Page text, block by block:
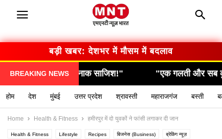
बड़ी खबर: देशभर में मौसम में बदलाव
BREAKING NEWS"एक गलती और सब कुछ खत्म… देखिए कैसे हुआ
होम देश मुंबई उत्तर प्रदेश श्रावस्ती महाराजगंज बस्ती
Home Health & Fitness हमीरपुर में दो युवकों ने फांसी लगाकर दी जान
Health & Fitness Lifestyle Recipes बिजनेस (Business) ब्रेकिंग न्यूज़